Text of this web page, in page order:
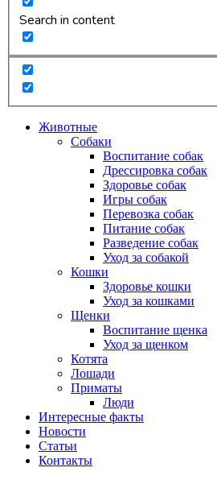
Search in content
Животные
Собаки
Воспитание собак
Дрессировка собак
Здоровье собак
Игры собак
Перевозка собак
Питание собак
Разведение собак
Уход за собакой
Кошки
Здоровье кошки
Уход за кошками
Щенки
Воспитание щенка
Уход за щенком
Котята
Лошади
Приматы
Люди
Интересные факты
Новости
Статьи
Контакты